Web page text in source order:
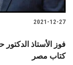
2021-12-27
كتاب مصر